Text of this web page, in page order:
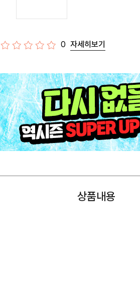
0 자세히보기
상품내용